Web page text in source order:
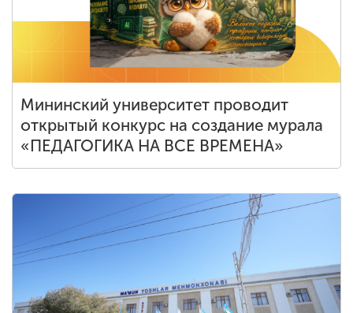
Мининский университет проводит
открытый конкурс на создание мурала
«ПЕДАГОГИКА НА ВСЕ ВРЕМЕНА»